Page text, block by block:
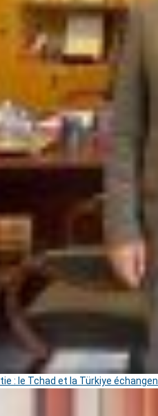
: le Tchad et la Türkiye